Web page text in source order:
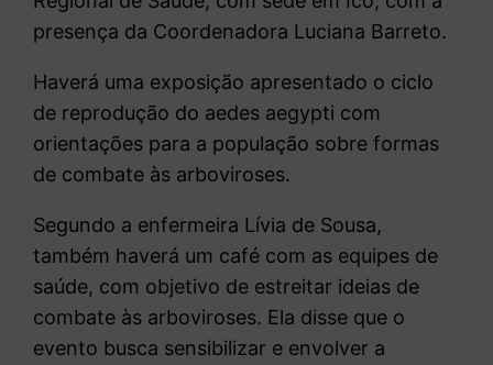
presença da Coordenadora Luciana Barreto.
Haverá uma exposição apresentado o ciclo
de reprodução do aedes aegypti com
orientações para a população sobre formas
de combate às arboviroses.
Segundo a enfermeira Lívia de Sousa,
também haverá um café com as equipes de
saúde, com objetivo de estreitar ideias de
combate às arboviroses. Ela disse que o
evento busca sensibilizar e envolver a